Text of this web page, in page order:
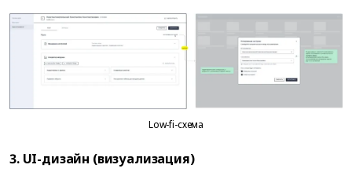
Low-fi-схема
3. UI-дизайн (визуализация)